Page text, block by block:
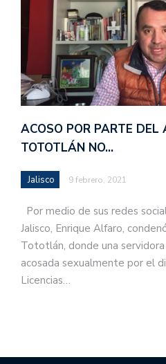
ACOSO POR PARTE DEL
TOTOTLÁN NO…
Jalisco 9 febrero, 2021
Por medio de sus redes
Jalisco, Enrique Alfaro,
Tototlán, donde una
acosada sexualmente por el
Licencias…